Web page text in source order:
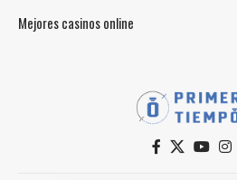
Mejores casinos online